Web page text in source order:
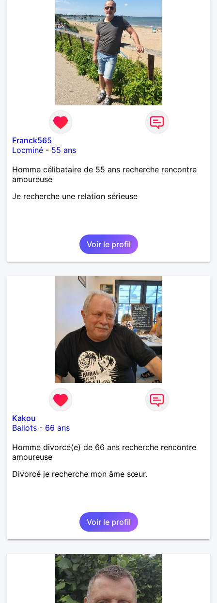
autant être trop locace. Je suis bourré de qualités
avec très peu de défauts. Je suis altruiste,
bienveillant, empathique, attentionné, honnête,
respectueux, doux de caractère et compréhensif : je
laisse « glisser » beaucoup de choses. Mais ne vous
m’éprenez pas Mesdames, si une personne que
j’aime me trahit une fois, il n’y aura pas de seconde
chance et je l’effacerai à « vitam eternam ».
Néanmoins, je suis un tout petit peu maniaque ainsi
qu’impatient. J’essaye de faire des efforts. Rien de
bien dramatique ! Du moins je le pense……Je suis un
homme facile à vivre. À vous si vous le souhaitez,
d’apprendre à me connaître davantage. J’en serai
ravi….A très bientôt je l’espère.
Franck565
Locminé - 55 ans
Homme célibataire de 55 ans recherche rencontre
amoureuse
Je recherche une relation sérieuse
Voir le profil
Kakou
Ballots - 66 ans
Homme divorcé(e) de 66 ans recherche rencontre
amoureuse
Divorcé je recherche mon âme sœur.
Voir le profil